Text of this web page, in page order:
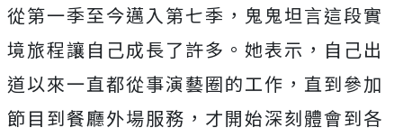
從第一季至今邁入第七季，鬼鬼坦言這段實
境旅程讓自己成長了許多。她表示，自己出
道以來一直都從事演藝圈的工作，直到參加
節目到餐廳外場服務，才開始深刻體會到各